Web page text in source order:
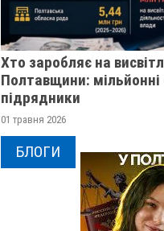
Хто заробляє на
Полтавщини: мільйонні
підрядники
01 травня 2026
БЛОГИ